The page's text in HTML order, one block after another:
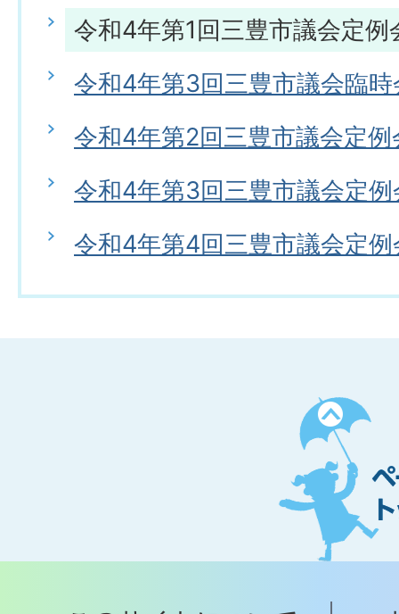
令和4年第1回三豊市議会定例
令和4年第3回三豊市議会臨
令和4年第2回三豊市議会定
令和4年第3回三豊市議会定
令和4年第4回三豊市議会定
ペ
ー
ジ
ト
ッ